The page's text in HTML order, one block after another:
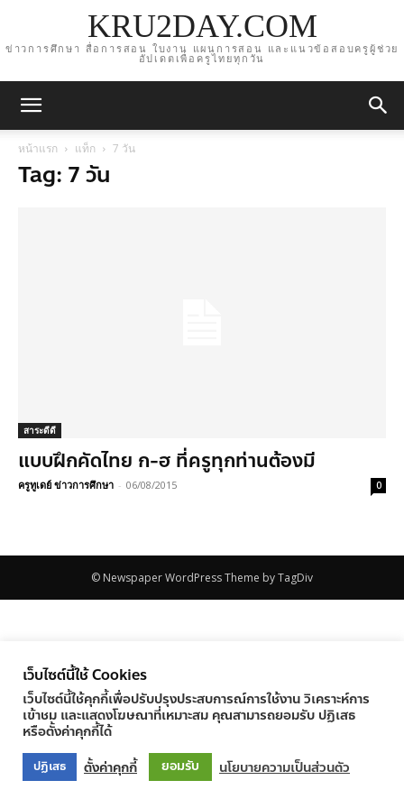
KRU2DAY.COM
ข่าวการศึกษา สื่อการสอน ใบงาน แผนการสอน และแนวข้อสอบครูผู้ช่วย
อัปเดตเพื่อครูไทยทุกวัน
หน้าแรก แท็ก 7 วัน
Tag: 7 วัน
สาระดีดี
แบบฝึกคัดไทย ก-ฮ ที่ครูทุกท่านต้องมี
ครูทูเดย์ ข่าวการศึกษา - 06/08/2015 0
© Newspaper WordPress Theme by TagDiv
เว็บไซต์นี้ใช้ Cookies
เว็บไซต์นี้ใช้คุกกี้เพื่อปรับปรุงประสบการณ์การใช้งาน วิเคราะห์การ
เข้าชม และแสดงโฆษณาที่เหมาะสม คุณสามารถยอมรับ ปฏิเสธ
หรือตั้งค่าคุกกี้ได้
ปฏิเสธ ตั้งค่าคุกกี้ ยอมรับ นโยบายความเป็นส่วนตัว